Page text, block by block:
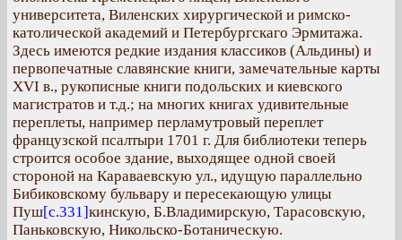
университета, Виленских хирургической и римско-
католической академий и Петербургскаго Эрмитажа.
Здесь имеются редкие издания классиков (Альдины) и
первопечатные славянские книги, замечательные карты
XVI в., рукописные книги подольских и киевского
магистратов и т.д.; на многих книгах удивительные
переплеты, например перламутровый переплет
французской псалтыри 1701 г. Для библиотеки теперь
строится особое здание, выходящее одной своей
стороной на Караваевскую ул., идущую параллельно
Бибиковскому бульвару и пересекающую улицы
Пуш[с.331]кинскую, Б.Владимирскую, Тарасовскую,
Паньковскую, Никольско-Ботаническую.